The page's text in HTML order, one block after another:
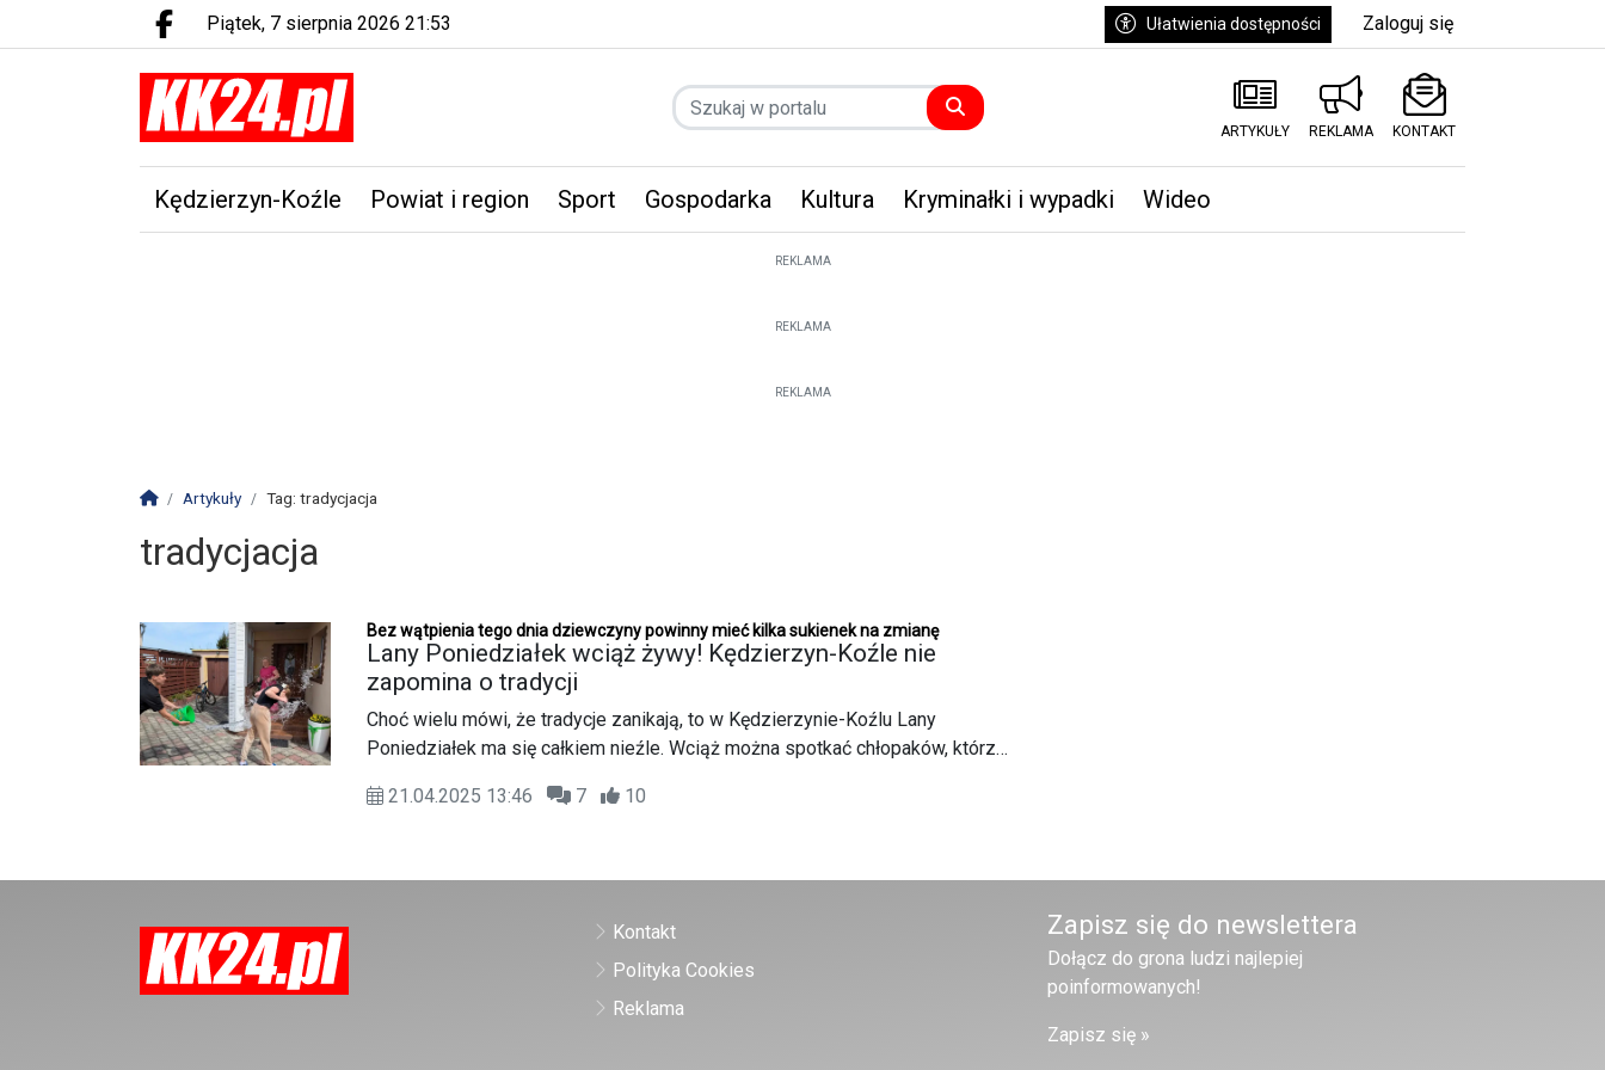
Facebook.com
piątek, 7 sierpnia 2026 21:53 Ułatwienia dostępności Zaloguj się
ARTYKUŁY REKLAMA KONTAKT
Kędzierzyn-Koźle Powiat i region Sport Gospodarka Kultura Kryminałki i wypadki Wideo
REKLAMA
REKLAMA
REKLAMA
Strona główna
Artykuły Tag: tradycjacja
tradycjacja
Bez wątpienia tego dnia dziewczyny powinny mieć kilka sukienek na zmianę
Lany Poniedziałek wciąż żywy! Kędzierzyn-Koźle nie
zapomina o tradycji
Choć wielu mówi, że tradycje zanikają, to w Kędzierzynie-Koźlu Lany
Poniedziałek ma się całkiem nieźle. Wciąż można spotkać chłopaków, którzy
szczęście na cały rok.
21.04.2025 13:46 7 10
Kontakt
Polityka Cookies
Reklama
Zapisz się do newslettera
Dołącz do grona ludzi najlepiej
poinformowanych!
Zapisz się »